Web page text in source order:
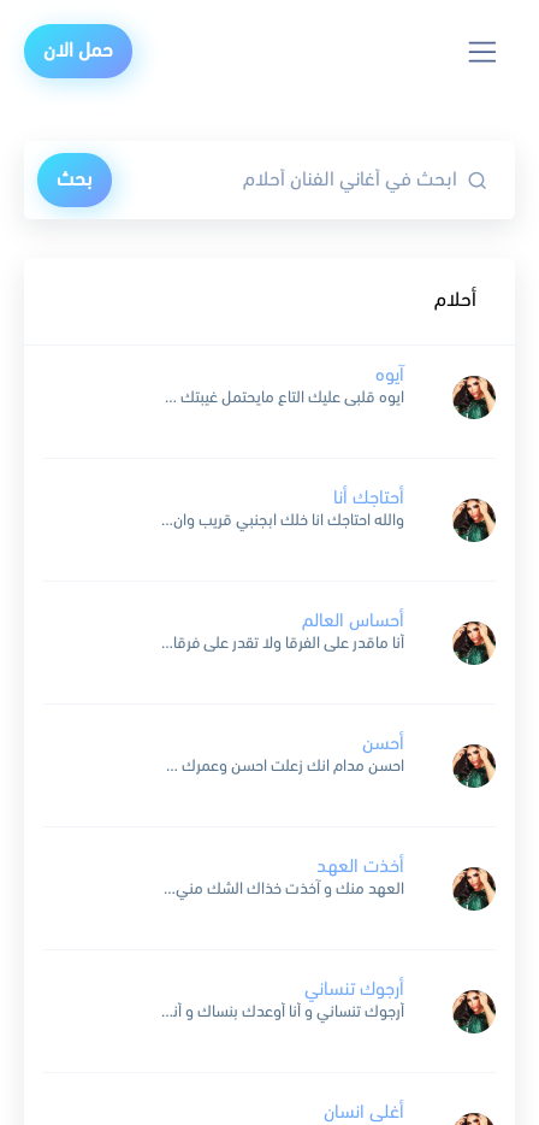
حمل الان
بحث
أحلام
آيوه
ايوه قلبى عليك التاع مايحتمل غيبتك ليله وعساه عساه مايرتاع عليك يانافل ٍ جيله لبيه يابو عيون وساع ماغيرك أحد ألبي له معذور لو صرت بك طماع من حبكم مالنا...
أحتاجك أنا
والله احتاجك انا خلك ابجنبي قريب وان حصل شيّ بيننا عن حياتي لا تغيب أنا من بعدك أتوه و عالمي بعدك يضيع تختلط عندي الوجوه العدو يصبح صديق تدري يالقلب...
أحساس العالم
أنا ماقدر على الفرقا ولا تقدر على فرقاي ولا غيرك ملا عيني و لا غيري ملا عينك و لو طالت مسافاتي على دربك تسير خطاي ينور دربك أحساسي يوصلني عناوينك...
أحسن
احسن مدام انك زعلت احسن وعمرك مارضبت اصلا انا حدي وصل ياما من اسبابك بكيت اتذكر اني فيك كنت شي بقوله واستحيت واليوم لا والله صملت شايل ومبطي ماحكيت اول...
أخذت العهد
العهد منك و آخذت خذاك الشك مني يا كيف انسى و انا اللي آخذت العهد منك ورا حربك تشنك و انا سلمي يشنّي تتل القلب تَلّي ورا حربك تشنّك انا...
أرجوك تنساني
أرجوك تنساني و أنا أوعدك بنساك و أنسى بأني في حياتك حبيبة ما دام غيري عايش الحب وياك ما ريد أكون بوسط قلبك غريبة كنت أفتكر فرحي على كف يمناك...
أغلى انسان